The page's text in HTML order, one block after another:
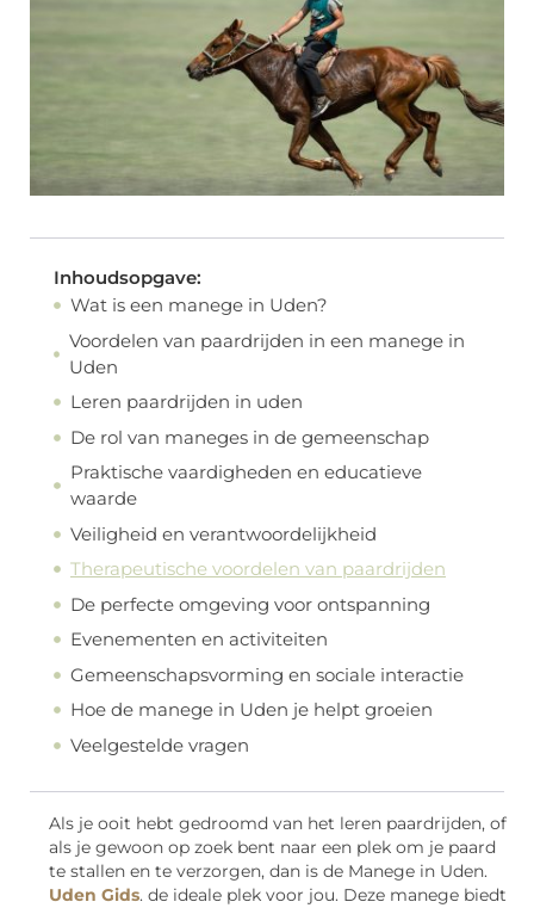
Inhoudsopgave:
Wat is een manege in Uden?
Voordelen van paardrijden in een manege in
Uden
Leren paardrijden in uden
De rol van maneges in de gemeenschap
Praktische vaardigheden en educatieve
waarde
Veiligheid en verantwoordelijkheid
Therapeutische voordelen van paardrijden
De perfecte omgeving voor ontspanning
Evenementen en activiteiten
Gemeenschapsvorming en sociale interactie
Hoe de manege in Uden je helpt groeien
Veelgestelde vragen
Als je ooit hebt gedroomd van het leren paardrijden, of
als je gewoon op zoek bent naar een plek om je paard
te stallen en te verzorgen, dan is de Manege in Uden.
Uden Gids. de ideale plek voor jou. Deze manege biedt